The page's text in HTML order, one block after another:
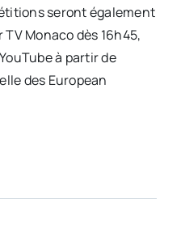
seront également
Monaco dès 16h45,
à partir de
des European